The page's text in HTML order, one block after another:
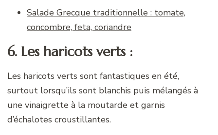
Salade Grecque traditionnelle : tomate,
concombre, feta, coriandre
6. Les haricots verts :
Les haricots verts sont fantastiques en été,
surtout lorsqu’ils sont blanchis puis mélangés à
une vinaigrette à la moutarde et garnis
d’échalotes croustillantes.